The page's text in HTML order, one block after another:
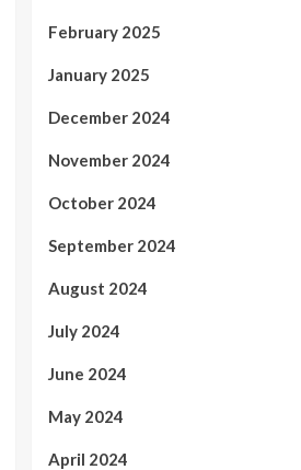
February 2025
January 2025
December 2024
November 2024
October 2024
September 2024
August 2024
July 2024
June 2024
May 2024
April 2024